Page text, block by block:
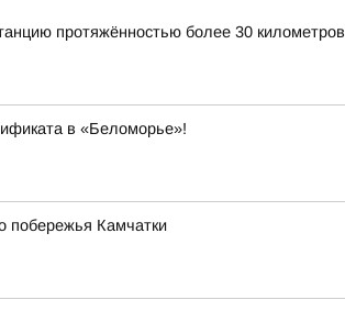
протяжённостью более 30 километров
в «Беломорье»!
побережья Камчатки